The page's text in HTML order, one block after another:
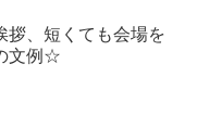
拶、短くても会場を
文例☆